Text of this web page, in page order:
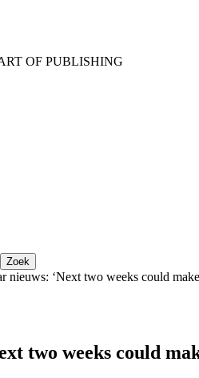
OF PUBLISHING
nieuws: ‘Next two weeks could
two weeks could